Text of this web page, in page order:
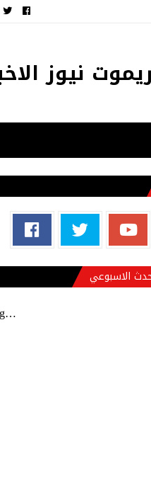
ريموت نيوز
الاسبوعي